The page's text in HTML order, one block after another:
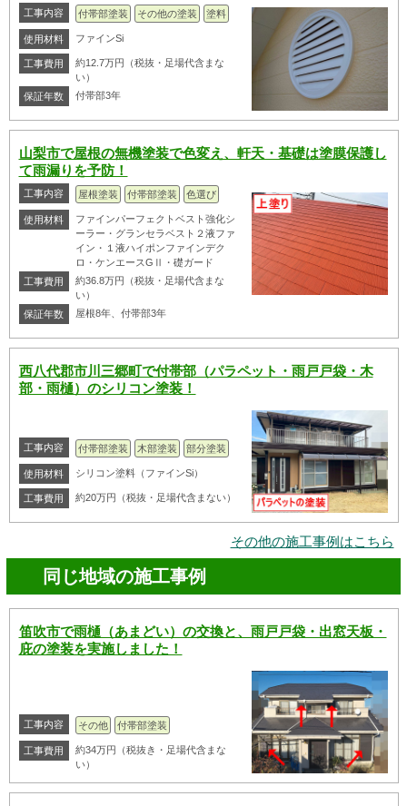
工事内容 付帯部塗装 その他の塗装 塗料
使用材料 ファインSi
工事費用
約12.7万円（税抜・足場代含まな
い）
保証年数
付帯部3年
山梨市で屋根の無機塗装で色変え、軒天・基礎は塗膜保護し
て雨漏りを予防！
工事内容 屋根塗装 付帯部塗装 色選び
使用材料
ファインパーフェクトベスト強化シ
ーラー・グランセラベスト２液ファ
イン・１液ハイポンファインデク
ロ・ケンエースGⅡ・礎ガード
工事費用
約36.8万円（税抜・足場代含まな
い）
保証年数
屋根8年、付帯部3年
西八代郡市川三郷町で付帯部（パラペット・雨戸戸袋・木
部・雨樋）のシリコン塗装！
工事内容 付帯部塗装 木部塗装 部分塗装
使用材料 シリコン塗料（ファインSi）
工事費用 約20万円（税抜・足場代含まない）
その他の施工事例はこちら
同じ地域の施工事例
笛吹市で雨樋（あまどい）の交換と、雨戸戸袋・出窓天板・
庇の塗装を実施しました！
工事内容 その他 付帯部塗装
工事費用
約34万円（税抜き・足場代含まな
い）